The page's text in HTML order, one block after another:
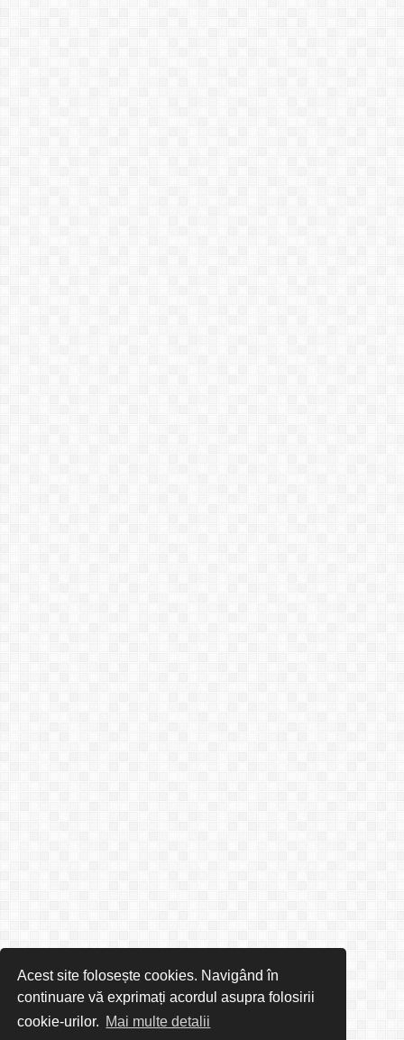
Acest site folosește cookies. Navigând în
continuare vă exprimați acordul asupra folosirii
cookie-urilor. Mai multe detalii